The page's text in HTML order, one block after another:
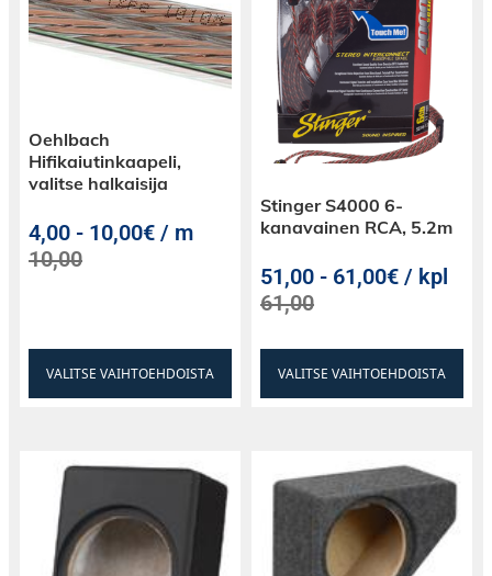
Oehlbach
Hifikaiutinkaapeli,
valitse halkaisija
4,00 - 10,00€ / m
10,00
VALITSE VAIHTOEHDOISTA
Stinger S4000 6-
kanavainen RCA, 5.2m
51,00 - 61,00€ / kpl
61,00
VALITSE VAIHTOEHDOISTA